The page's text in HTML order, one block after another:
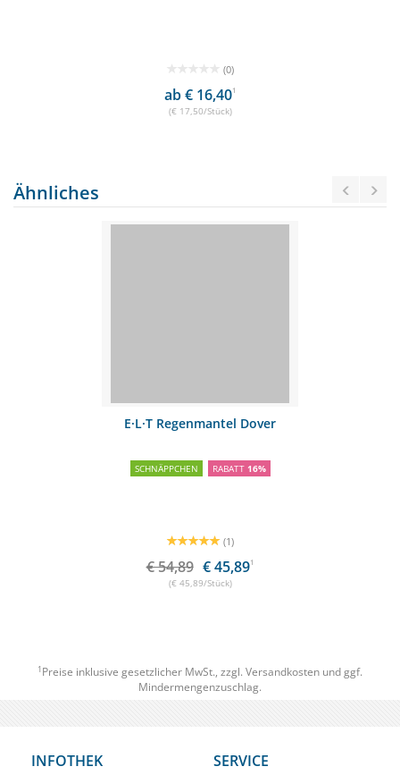
(0)
ab € 16,401
(€ 17,50/Stück)
Ähnliches
E·L·T Regenmantel Dover
SCHNÄPPCHEN RABATT 16%
(1)
€ 54,89 € 45,891
(€ 45,89/Stück)
1 Preise inklusive gesetzlicher MwSt., zzgl. Versandkosten und ggf.
Mindermengenzuschlag.
INFOTHEK SERVICE